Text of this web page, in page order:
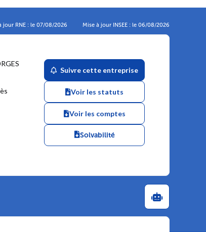
jour RNE : le 07/08/2026 Mise à jour INSEE : le 06/08/2026
Suivre cette entreprise
Voir les statuts
Voir les comptes
Solvabilité